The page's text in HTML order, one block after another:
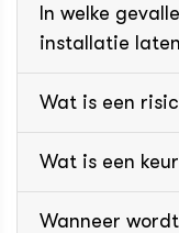
In welke
installatie
Wat is een
Wat is een
Wanneer